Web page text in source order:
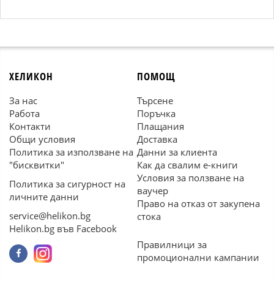
ХЕЛИКОН
За нас
Работа
Контакти
Общи условия
Политика за използване на
"бисквитки"
Политика за сигурност на
личните данни
service@helikon.bg
Helikon.bg във Facebook
ПОМОЩ
Търсене
Поръчка
Плащания
Доставка
Данни за клиента
Как да свалим е-книги
Условия за ползване на
ваучер
Право на отказ от закупена
стока
Правилници за
промоционални кампании